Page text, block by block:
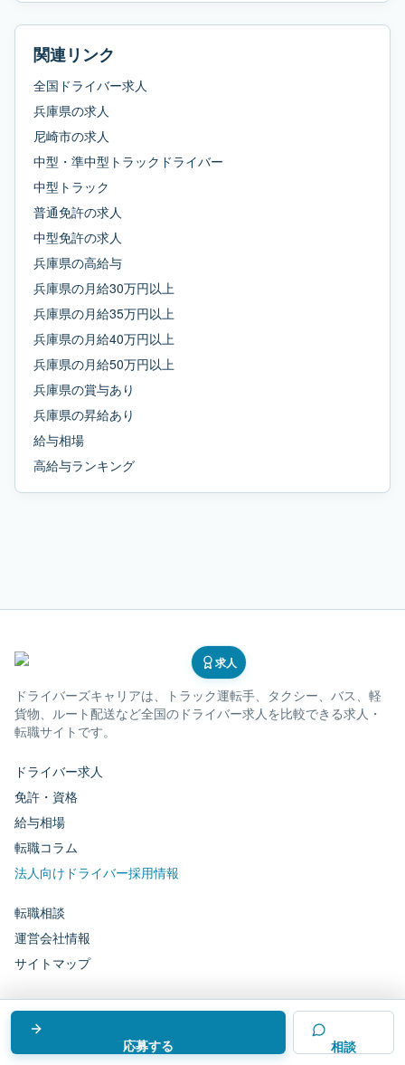
応募する 相談
関連リンク
全国ドライバー求人
兵庫県の求人
尼崎市の求人
中型・準中型トラックドライバー
中型トラック
普通免許の求人
中型免許の求人
兵庫県の高給与
兵庫県の月給30万円以上
兵庫県の月給35万円以上
兵庫県の月給40万円以上
兵庫県の月給50万円以上
兵庫県の賞与あり
兵庫県の昇給あり
給与相場
高給与ランキング
求人
ドライバーズキャリアは、トラック運転手、タクシー、バス、軽
貨物、ルート配送など全国のドライバー求人を比較できる求人・
転職サイトです。
ドライバー求人
免許・資格
給与相場
転職コラム
法人向けドライバー採用情報
転職相談
運営会社情報
サイトマップ
運営会社：
ドライバーズキャリア